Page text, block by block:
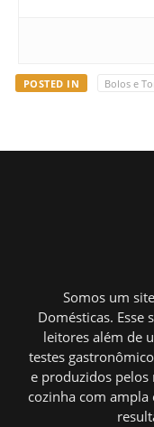
POSTED IN Bolos e
Somos um
Domésticas. Esse
leitores além de
testes
e produzidos pelos
cozinha com